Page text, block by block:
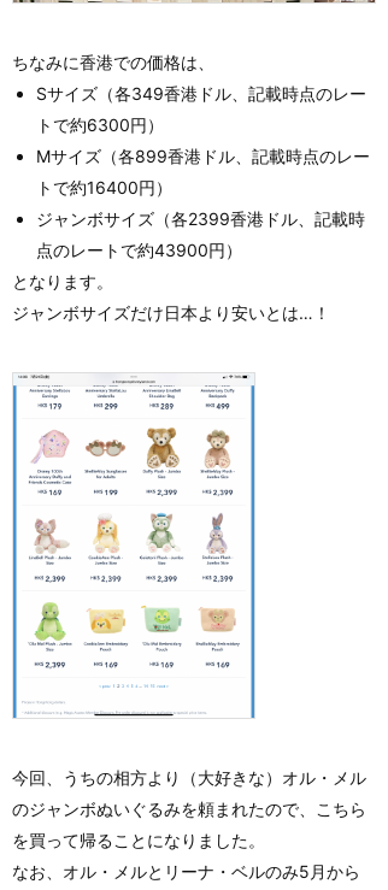
ちなみに香港での価格は、
Sサイズ（各349香港ドル、記載時点のレー
トで約6300円）
Mサイズ（各899香港ドル、記載時点のレー
トで約16400円）
ジャンボサイズ（各2399香港ドル、記載時
点のレートで約43900円）
となります。
ジャンボサイズだけ日本より安いとは…！
今回、うちの相方より（大好きな）オル・メル
のジャンボぬいぐるみを頼まれたので、こちら
を買って帰ることになりました。
なお、オル・メルとリーナ・ベルのみ5月から